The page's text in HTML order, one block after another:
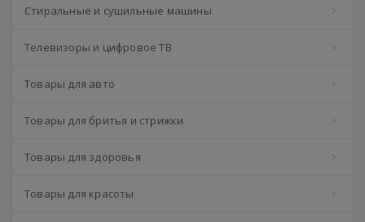
Стиральные и сушильные машины
Телевизоры и цифровое ТВ
Товары для авто
Товары для бритья и стрижки
Товары для здоровья
Товары для красоты